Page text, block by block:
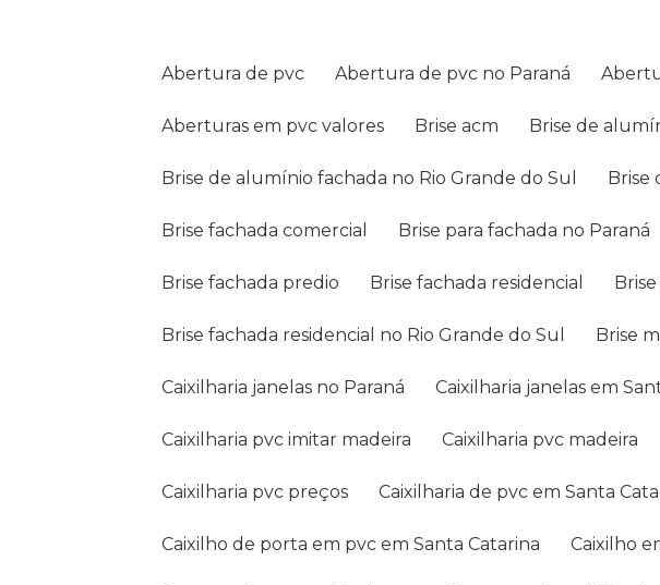
Abertura de pvc Abertura de pvc no Paraná
Aberturas em pvc valores Brise acm Brise de
Brise de alumínio fachada no Rio Grande do Sul
Brise fachada comercial Brise para fachada no Paraná
Brise fachada predio Brise fachada residencial
Brise fachada residencial no Rio Grande do Sul Brise
Caixilharia janelas no Paraná Caixilharia janelas em
Caixilharia pvc imitar madeira Caixilharia pvc madeira
Caixilharia pvc preços Caixilharia de pvc em Santa
Caixilho de porta em pvc em Santa Catarina Caixilho